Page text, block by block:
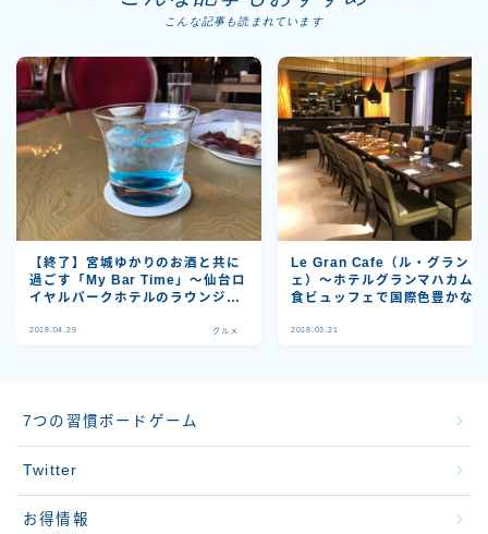
こんな記事も読まれています
【終了】宮城ゆかりのお酒と共に
過ごす「My Bar Time」〜仙台ロ
イヤルパークホテルのラウンジで
愉しむ〜
2018.04.29 グルメ
Le Gran Cafe（ル・グラン
ェ）〜ホテルグランマハカム
食ビュッフェで国際色豊かな
2018.03.21
7つの習慣ボードゲーム
Twitter
お得情報